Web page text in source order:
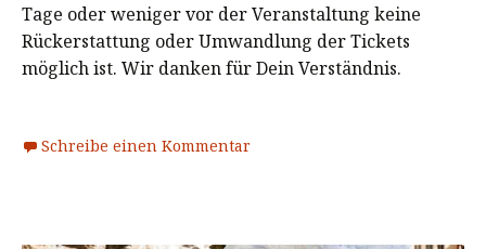
Tage oder weniger vor der Veranstaltung keine
Rückerstattung oder Umwandlung der Tickets
möglich ist. Wir danken für Dein Verständnis.
Schreibe einen Kommentar